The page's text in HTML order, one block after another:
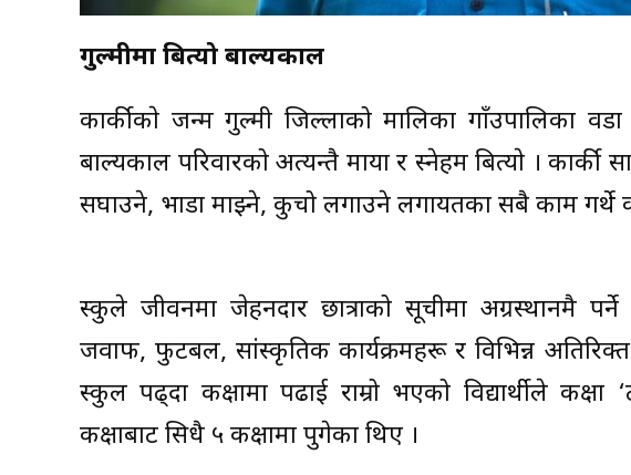
गुल्मीमा बित्यो बाल्यकाल
कार्कीकाे जन्म गुल्मी जिल्लाको मालिका गाँउपालिका
बाल्यकाल परिवारको अत्यन्तै माया र स्नेहम बित्याे । कार्की
सघाउने, भाडा माझ्ने, कुचो लगाउने लगायतका सबै काम गर्थे
स्कुले जीवनमा जेहनदार छात्राको सूचीमा अग्रस्थानमै
जवाफ, फुटबल, सांस्कृतिक कार्यक्रमहरू र विभिन्न
स्कुल पढ्दा कक्षामा पढाई राम्रो भएको विद्यार्थीले कक्षा
कक्षाबाट सिधै ५ कक्षामा पुगेका थिए ।